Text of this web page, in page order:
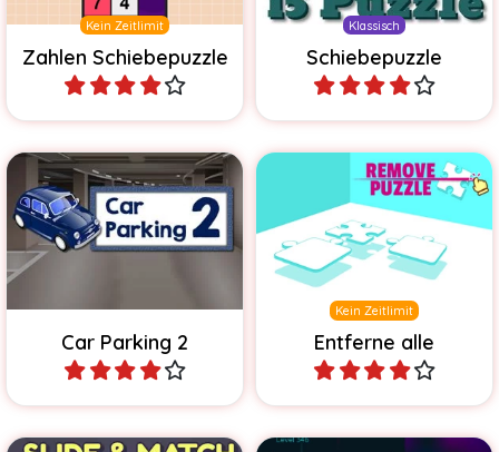
Kein Zeitlimit
Zahlen Schiebepuzzle
Spiele
Klassisch
Schiebepuzzle
Spiele
Car Parking 2
200 verschiedene neue
Level in diesem Sokoban
Spiele
Kein Zeitlimit
Entferne alle
Schiebe alle Puzzleteile
vom Spielfeld.
Spiele